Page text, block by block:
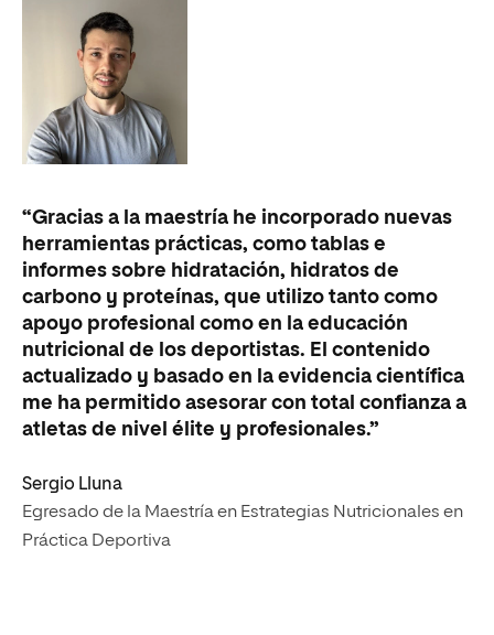
“Gracias a la maestría he incorporado nuevas
herramientas prácticas, como tablas e
informes sobre hidratación, hidratos de
carbono y proteínas, que utilizo tanto como
apoyo profesional como en la educación
nutricional de los deportistas. El contenido
actualizado y basado en la evidencia científica
me ha permitido asesorar con total confianza a
atletas de nivel élite y profesionales.”
Sergio Lluna
Egresado de la Maestría en Estrategias Nutricionales en
Práctica Deportiva